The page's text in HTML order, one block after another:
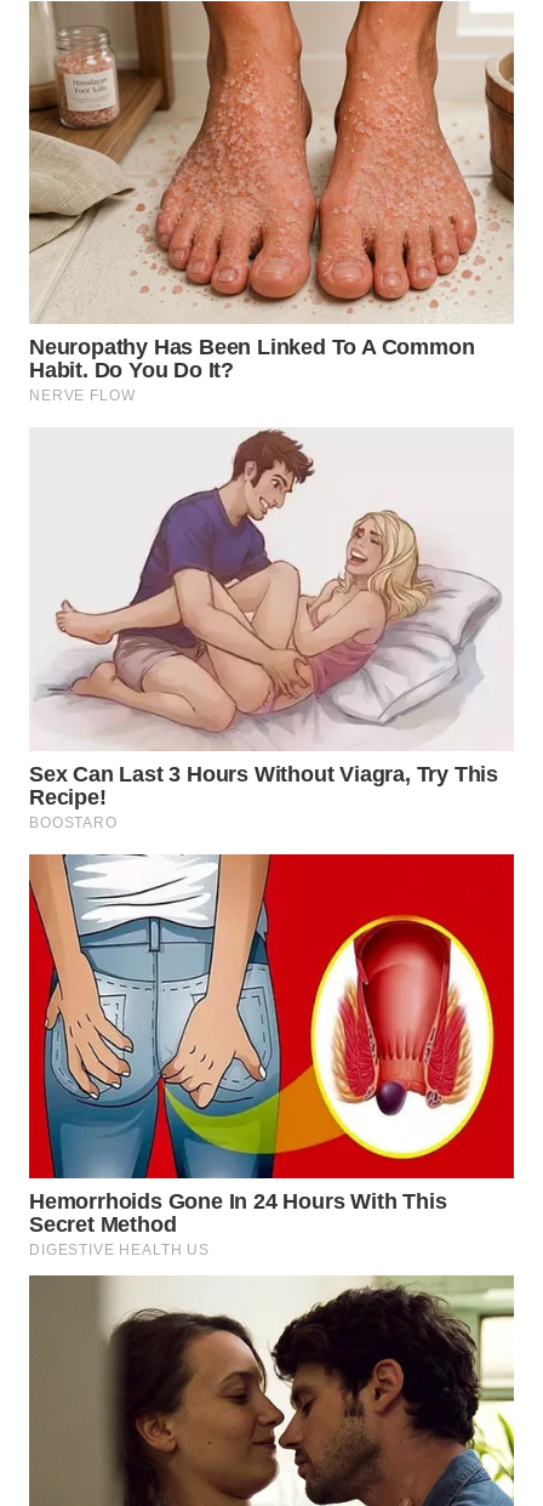
WN
DEPOK
WN
TAPANULI
UTARA
WN
SAMOSIR
WN
PADANG
LAWAS
WN
KEPULAUAN
SERIBU
TANGERANG
WN
WN
CIREBON
WN
INDRAMAYU
WN
KUNINGAN
WN
MAJALENGKA
WN
PURWAKARTA